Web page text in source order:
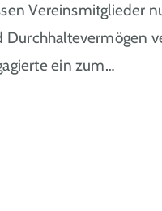
Vereinsmitglieder
ein zum…